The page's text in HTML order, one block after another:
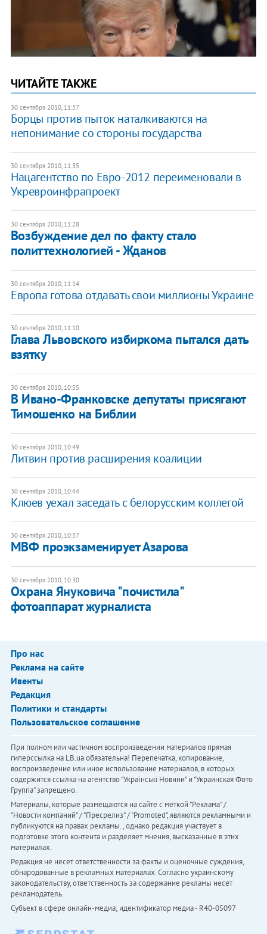
ЧИТАЙТЕ ТАКЖЕ
30 сентября 2010, 11:37
​Борцы против пыток наталкиваются на
непонимание со стороны государства
30 сентября 2010, 11:35
Нацагентство по Евро-2012 переименовали в
Укревроинфрапроект
30 сентября 2010, 11:28
​Возбуждение дел по факту стало
политтехнологией - Жданов
30 сентября 2010, 11:14
Европа готова отдавать свои миллионы Украине
30 сентября 2010, 11:10
Глава Львовского избиркома пытался дать
взятку
30 сентября 2010, 10:55
В Ивано-Франковске депутаты присягают
Тимошенко на Библии
30 сентября 2010, 10:49
Литвин против расширения коалиции
30 сентября 2010, 10:44
Клюев уехал заседать с белорусским коллегой
30 сентября 2010, 10:37
МВФ проэкзаменирует Азарова
30 сентября 2010, 10:30
Охрана Януковича "почистила"
фотоаппарат журналиста
Про нас
Реклама на сайте
Ивенты
Редакция
Политики и стандарты
Пользовательское соглашение
При полном или частичном воспроизведении материалов прямая
гиперссылка на LB.ua обязательна! Перепечатка, копирование,
воспроизведение или иное использование материалов, в которых
содержится ссылка на агентство "Українськi Новини" и "Украинская Фото
Группа" запрещено.
Материалы, которые размещаются на сайте с меткой "Реклама" /
"Новости компаний" / "Пресрелиз" / "Promoted", являются рекламными и
публикуются на правах рекламы. , однако редакция участвует в
подготовке этого контента и разделяет мнения, высказанные в этих
материалах.
Редакция не несет ответственности за факты и оценочные суждения,
обнародованные в рекламных материалах. Согласно украинскому
законодательству, ответственность за содержание рекламы несет
рекламодатель.
Субъект в сфере онлайн-медиа; идентификатор медиа - R40-05097